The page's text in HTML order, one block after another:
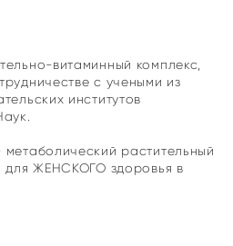
витаминный комплекс,
с учеными из
институтов
растительный
для ЖЕНСКОГО здоровья в